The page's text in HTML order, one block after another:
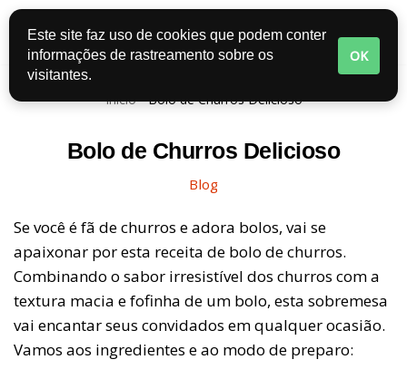
Pular
para
o
Início-Bolo de Churros Delicioso
Bolo de Churros Delicioso
Blog
Se você é fã de churros e adora bolos, vai se
apaixonar por esta receita de bolo de churros.
Combinando o sabor irresistível dos churros com a
textura macia e fofinha de um bolo, esta sobremesa
vai encantar seus convidados em qualquer ocasião.
Vamos aos ingredientes e ao modo de preparo:
Este site faz uso de cookies que podem conter
informações de rastreamento sobre os
visitantes.
OK